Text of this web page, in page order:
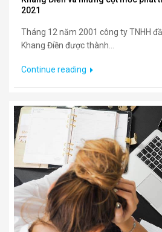
2021
Tháng 12 năm 2001 công ty TNHH
Khang Điền được thành...
Continue reading